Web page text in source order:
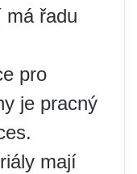
má řadu
pro
je pracný
mají